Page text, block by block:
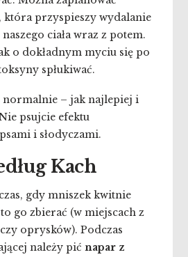
która przyspieszy wydalanie
ciała wraz z potem.
o dokładnym myciu się po
spłukiwać.
normalnie – jak najlepiej i
psujcie efektu
i słodyczami.
Kach
gdy mniszek kwitnie
go zbierać (w miejscach z
oprysków). Podczas
należy pićnapar z